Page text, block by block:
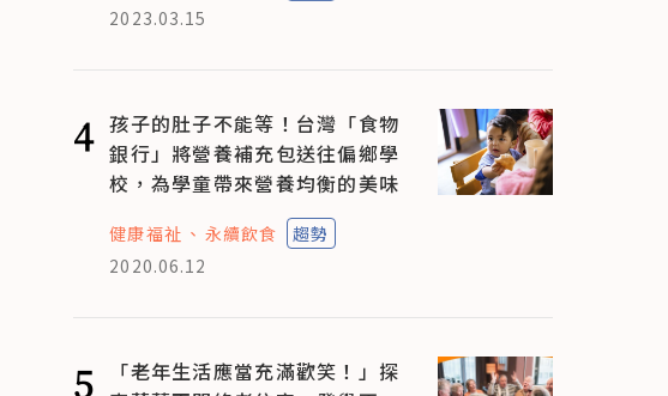
2023.03.15
4 孩子的肚子不能等！台灣「食物
銀行」將營養補充包送往偏鄉學
校，為學童帶來營養均衡的美味
健康福祉 永續飲食
趨勢
2020.06.12
5
「老年生活應當充滿歡笑！」探